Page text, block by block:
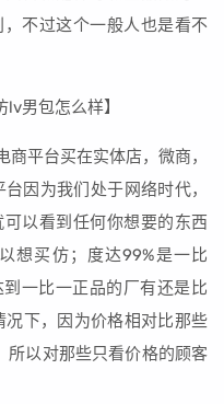
不过这个一般人也是看不
平台买在实体店，微商，
因为我们处于网络时代，
以看到任何你想要的东西
想买仿；度达99%是一比
一比一正品的厂有还是比
下，因为价格相对比那些
所以对那些只看价格的顾客